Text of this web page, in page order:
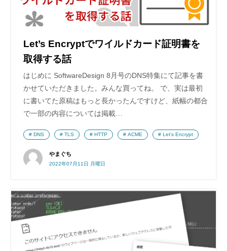
Let’s Encryptでワイルドカード証明書を
取得する話
はじめに SoftwareDesign 8月号のDNS特集にて記事を書
かせていただきました。みんな買ってね。 で、実は最初
に書いてた原稿はもっと長かったんですけど、紙幅の都合
で一部の内容については掲載…
やまぐち
2022年07月11日 月曜日
DNS TLS HTTP ACME Let's Encrypt